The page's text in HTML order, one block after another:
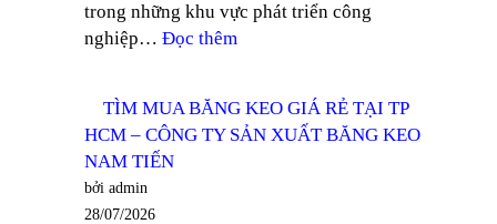
CÔNG
TY
BĂNG
KEO
NAM
trong những khu vực phát triển công
nghiệp… Đọc thêm
TRONG
GIÁ
TÌM MUA BĂNG KEO GIÁ RẺ TẠI TP
HCM – CÔNG TY SẢN XUẤT BĂNG KEO
NAM TIẾN
bởi admin
28/07/2026